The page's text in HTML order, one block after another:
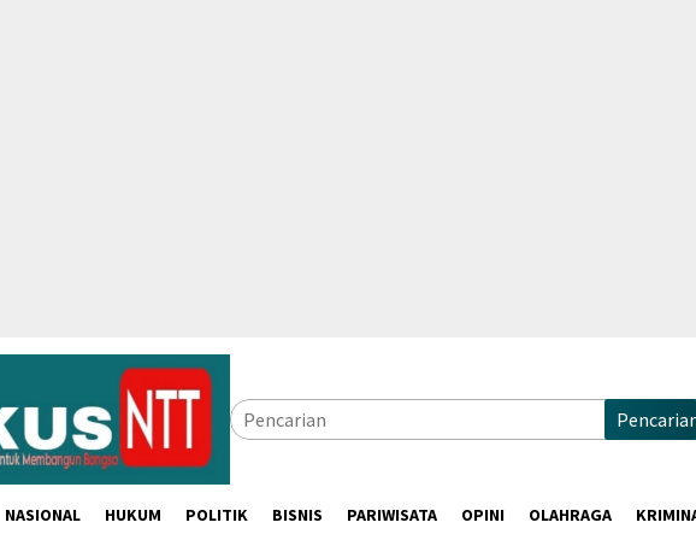
NASIONAL HUKUM POLITIK BISNIS PARIWISATA OPINI OLAHRAGA